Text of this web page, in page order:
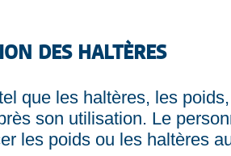
DES HALTÈRES
que les haltères, les
son utilisation. Le
les poids ou les haltères